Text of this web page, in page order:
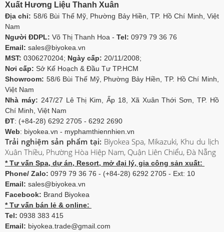
Xuất Hương Liệu Thanh Xuân
Địa chỉ: 58/6 Bùi Thế Mỹ, Phường Bảy Hiền, TP. Hồ Chí Minh, Việt
Nam
Người ĐDPL: Võ Thị Thanh Hoa - Tel: 0979 79 36 76
Email: sales@biyokea.vn
MST: 0306270204; Ngày cấp: 20/11/2008;
Nơi cấp: Sở Kế Hoạch & Đầu Tư TP.HCM
Showroom: 58/6 Bùi Thế Mỹ, Phường Bảy Hiền, TP. Hồ Chí Minh,
Việt Nam
Nhà máy: 247/27 Lê Thị Kim, Ấp 18, Xã Xuân Thới Sơn, TP. Hồ
Chí Minh, Việt Nam
ĐT: (+84-28) 6292 2705 - 6292 2690
Web: biyokea.vn - myphamthiennhien.vn
Trải nghiệm sản phẩm tại: Biyokea Spa, Mikazuki, Khu du lịch
Xuân Thiều, Phường Hòa Hiệp Nam, Quận Liên Chiểu, Đà Nẵng
* Tư vấn Spa, dự án, Resort, mở đại lý, gia công sản xuất:
Phone/ Zalo: 0979 79 36 76 - (+84-28) 6292 2705 - Ext: 10
Email: sales@biyokea.vn
Facebook: Brand Biyokea
* Tư vấn bán lẻ & online:
Tel: 0938 383 415
Email: biyokea.trade@gmail.com